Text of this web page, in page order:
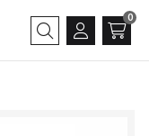
Buscar
0